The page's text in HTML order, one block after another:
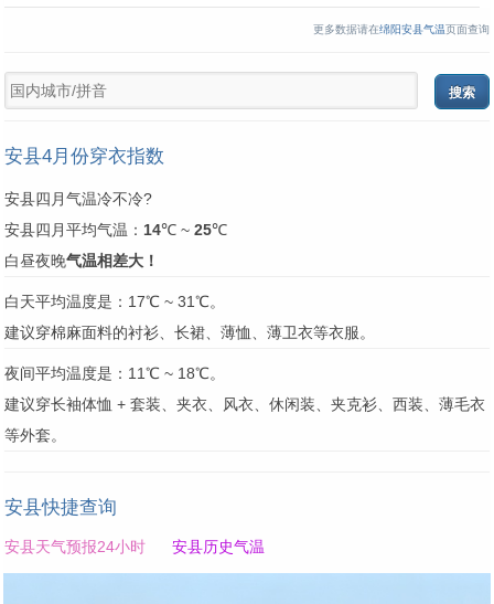
更多数据请在绵阳安县气温页面查询
安县4月份穿衣指数
安县四月气温冷不冷?
安县四月平均气温： 14℃ ~ 25℃
白昼夜晚气温相差大！
白天平均温度是：17℃ ~ 31℃。
建议穿棉麻面料的衬衫、长裙、薄恤、薄卫衣等衣服。
夜间平均温度是：11℃ ~ 18℃。
建议穿长袖体恤 + 套装、夹衣、风衣、休闲装、夹克衫、西装、薄毛衣
等外套。
安县快捷查询
安县天气预报24小时 安县历史气温